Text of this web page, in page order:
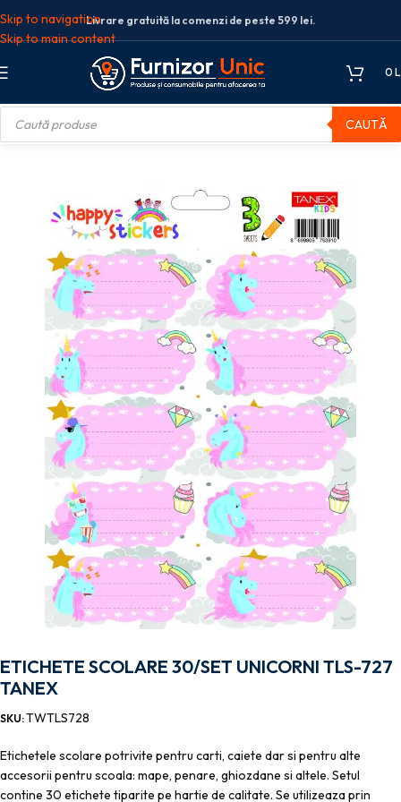
Skip to navigation
Skip to main content
Livrare gratuită la comenzi de peste 599 lei.
0
CAUTĂ
scolare
ETICHETE SCOLARE 30/SET UNICORNI TLS-727
TANEX
SKU:TWTLS728
Etichetele scolare potrivite pentru carti, caiete dar si pentru alte
accesorii pentru scoala: mape, penare, ghiozdane si altele. Setul
contine 30 etichete tiparite pe hartie de calitate. Se utilizeaza prin